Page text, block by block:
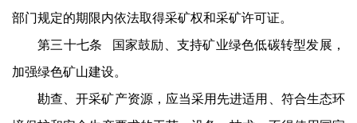
部门规定的期限内依法取得采矿权和采矿许可证。
第三十七条 国家鼓励、支持矿业绿色低碳转型发展，
加强绿色矿山建设。
勘查、开采矿产资源，应当采用先进适用、符合生态环